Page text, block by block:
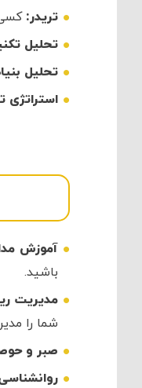
تریدر:
تحلیل
تحلیل
استراتژی
آموزش
باشید.
مدیریت
شما را
صبر و
روانشناسی